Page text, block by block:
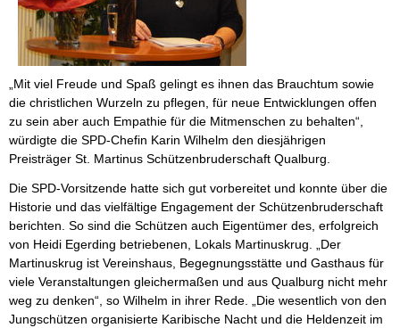
„Mit viel Freude und Spaß gelingt es ihnen das Brauchtum sowie
die christlichen Wurzeln zu pflegen, für neue Entwicklungen offen
zu sein aber auch Empathie für die Mitmenschen zu behalten“,
würdigte die SPD-Chefin Karin Wilhelm den diesjährigen
Preisträger St. Martinus Schützenbruderschaft Qualburg.
Die SPD-Vorsitzende hatte sich gut vorbereitet und konnte über die
Historie und das vielfältige Engagement der Schützenbruderschaft
berichten. So sind die Schützen auch Eigentümer des, erfolgreich
von Heidi Egerding betriebenen, Lokals Martinuskrug. „Der
Martinuskrug ist Vereinshaus, Begegnungsstätte und Gasthaus für
viele Veranstaltungen gleichermaßen und aus Qualburg nicht mehr
weg zu denken“, so Wilhelm in ihrer Rede. „Die wesentlich von den
Jungschützen organisierte Karibische Nacht und die Heldenzeit im